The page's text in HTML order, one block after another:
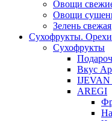
Овощи
Овощи
Зелень свежая
Сухофрукты. Орехи
Сухофрукты
Вкус
AREGI